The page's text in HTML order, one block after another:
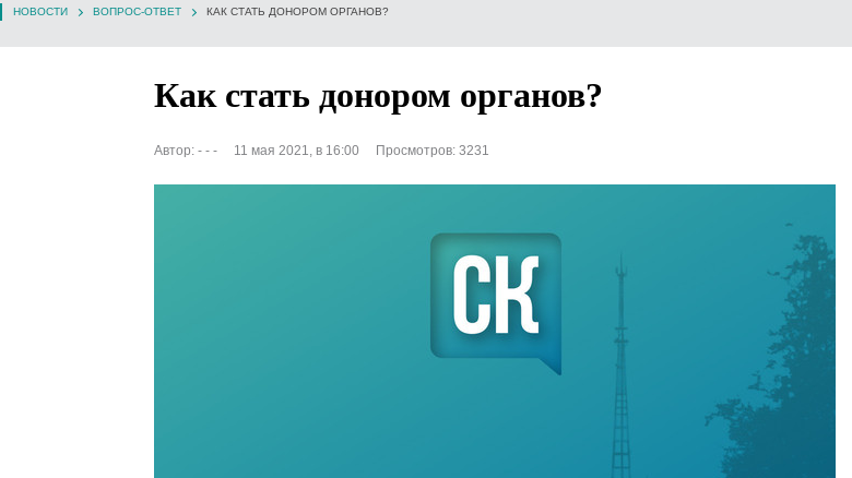
НОВОСТИ ВОПРОС-ОТВЕТ КАК СТАТЬ ДОНОРОМ ОРГАНОВ?
Как стать донором органов?
Автор: - - - 11 мая 2021, в 16:00 Просмотров: 3231